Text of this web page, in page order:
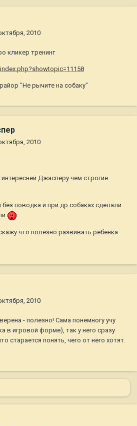
2010
кликер тренинг
"Не рычите на собаку"
2010
Джасперу чем строгие
без поводка и при др.собаках сделали
что полезно развивать ребенка
2010
- полезно! Сама понемногу учу
в игровой форме), так у него сразу
старается понять, чего от него хотят.